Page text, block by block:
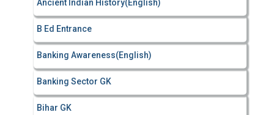
Ancient Indian History(English)
B Ed Entrance
Banking Awareness(English)
Banking Sector GK
Bihar GK